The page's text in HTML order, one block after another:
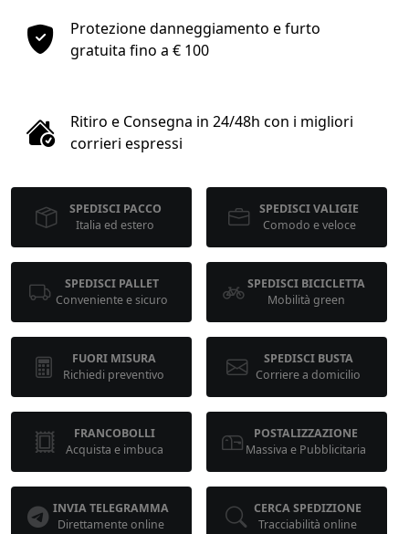
1
COLLO 1
cm cm
calcola
Protezione danneggiamento e furto
gratuita fino a € 100
Ritiro e Consegna in 24/48h con i migliori
corrieri espressi
SPEDISCI PACCO
Italia ed estero
SPEDISCI VALIGIE
Comodo e veloce
SPEDISCI PALLET
Conveniente e sicuro
SPEDISCI BICICLETTA
Mobilità green
FUORI MISURA
Richiedi preventivo
SPEDISCI BUSTA
Corriere a domicilio
FRANCOBOLLI
Acquista e imbuca
POSTALIZZAZIONE
Massiva e Pubblicitaria
INVIA TELEGRAMMA
Direttamente online
CERCA SPEDIZIONE
Tracciabilità online